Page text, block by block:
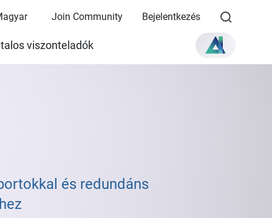
Join Community Bejelentkezés
viszonteladók
és redundáns